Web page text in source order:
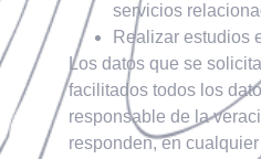
servicios
Realizar estudios
Los datos que se
facilitados todos los
responsable de la
responden, en